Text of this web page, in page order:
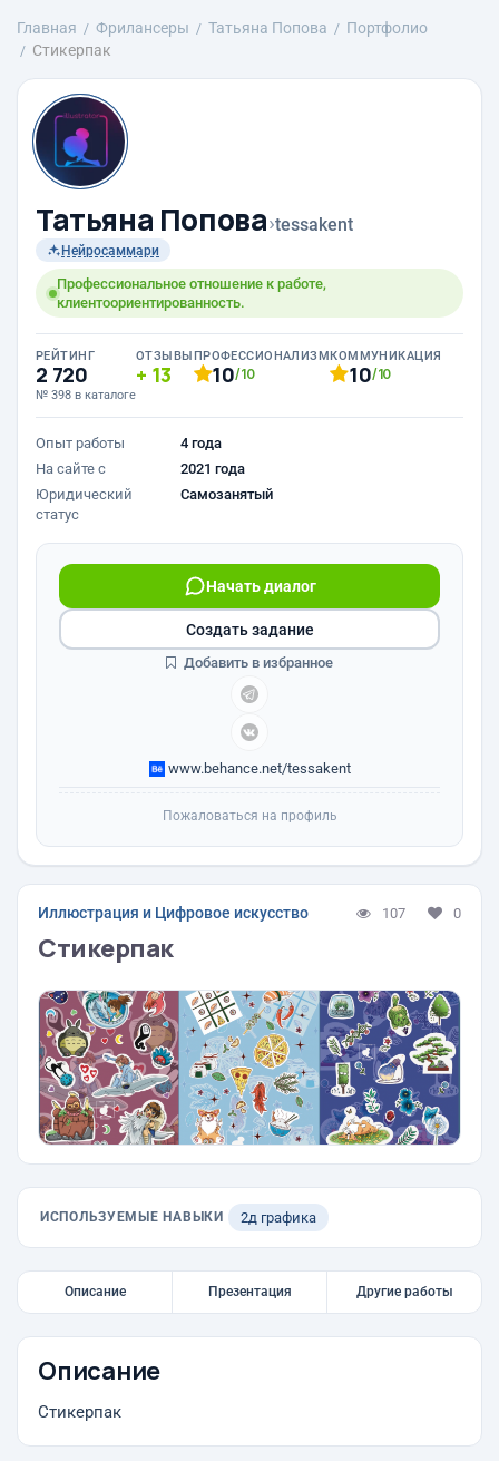
Главная Фрилансеры Татьяна Попова
Портфолио
Стикерпак
Татьяна Попова›tessakent
Нейросаммари
Профессиональное отношение к работе,
клиентоориентированность.
РЕЙТИНГ
2 720
№ 398 в каталоге
ОТЗЫВЫ
13
ПРОФЕССИОНАЛИЗМ
10/10
КОММУНИКАЦИЯ
10/10
Опыт работы
4 года
На сайте с
2021 года
Юридический
статус
Самозанятый
Начать диалог
www.behance.net/tessakent
Создать задание
Добавить в избранное
Пожаловаться на профиль
Иллюстрация и Цифровое искусство 107 0
Стикерпак
ИСПОЛЬЗУЕМЫЕ НАВЫКИ 2д графика
Описание Презентация Другие работы
Описание
Стикерпак